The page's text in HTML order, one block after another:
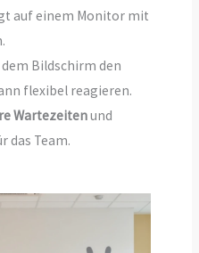
auf einem Monitor mit
Bildschirm den
flexibel reagieren.
Wartezeitenund
das Team.